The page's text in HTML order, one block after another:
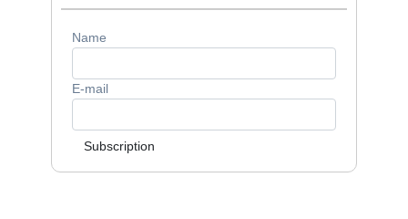
Name
E-mail
Subscription